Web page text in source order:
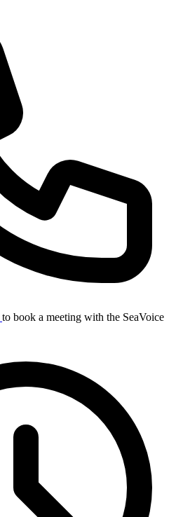
to book a meeting with the SeaVoice